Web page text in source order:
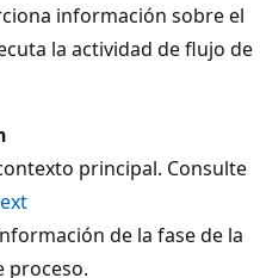
información sobre el
la actividad de flujo de
principal. Consulte
de la fase de la
proceso.